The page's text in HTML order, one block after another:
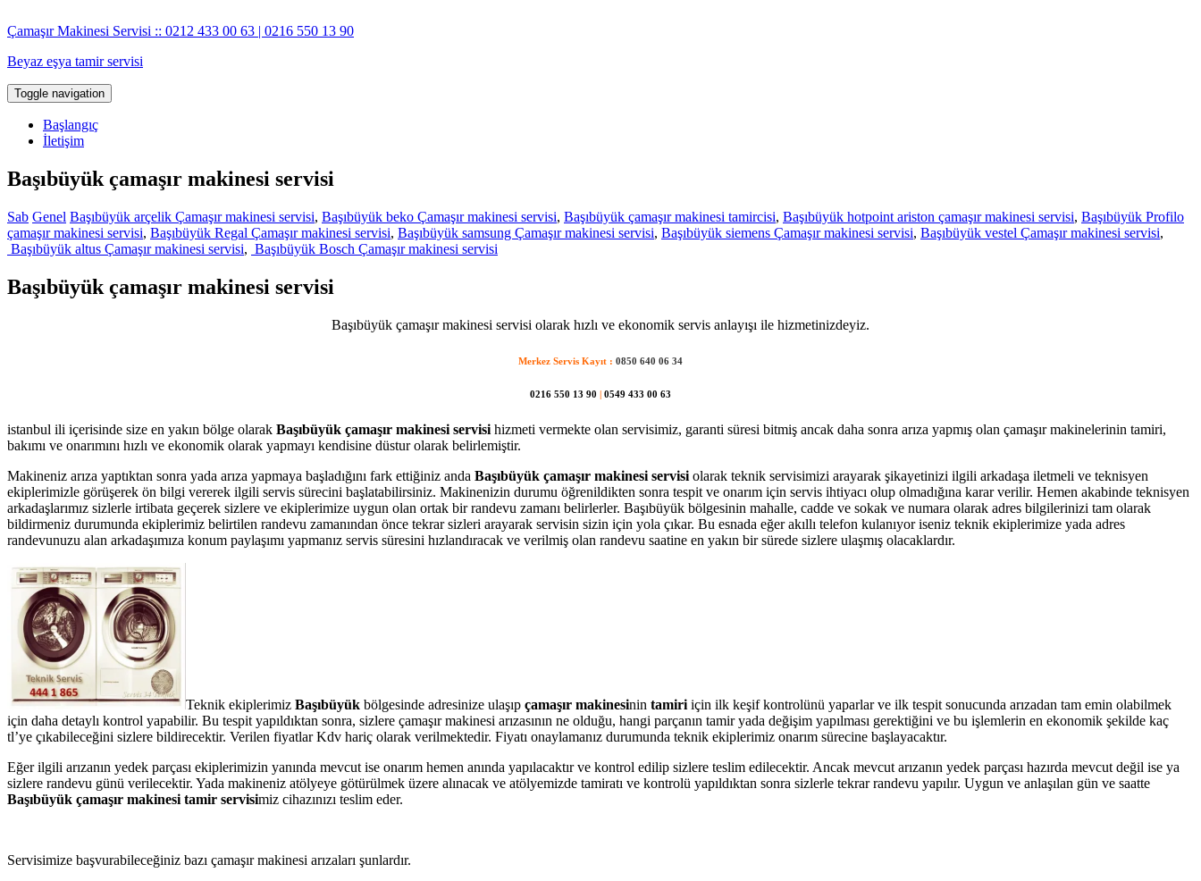
geç
Çamaşır Makinesi Servisi :: 0212 433 00 63 | 0216 550 13 90
Beyaz eşya tamir servisi
Toggle navigation
Başlangıç
İletişim
Başıbüyük çamaşır makinesi servisi
Sab Genel Başıbüyük arçelik Çamaşır makinesi servisi, Başıbüyük beko Çamaşır makinesi servisi, Başıbüyük çamaşır makinesi tamircisi, Başıbüyük hotpoint ariston çamaşır makinesi servisi, Başıbüyük Profilo
çamaşır makinesi servisi, Başıbüyük Regal Çamaşır makinesi servisi, Başıbüyük samsung Çamaşır makinesi servisi, Başıbüyük siemens Çamaşır makinesi servisi, Başıbüyük vestel Çamaşır makinesi servisi,
Başıbüyük altus Çamaşır makinesi servisi, Başıbüyük Bosch Çamaşır makinesi servisi
Başıbüyük çamaşır makinesi servisi
Başıbüyük çamaşır makinesi servisi olarak hızlı ve ekonomik servis anlayışı ile hizmetinizdeyiz.
Merkez Servis Kayıt : 0850 640 06 34
0216 550 13 90 | 0549 433 00 63
istanbul ili içerisinde size en yakın bölge olarak Başıbüyük çamaşır makinesi servisi hizmeti vermekte olan servisimiz, garanti süresi bitmiş ancak daha sonra arıza yapmış olan çamaşır makinelerinin tamiri,
bakımı ve onarımını hızlı ve ekonomik olarak yapmayı kendisine düstur olarak belirlemiştir.
Makineniz arıza yaptıktan sonra yada arıza yapmaya başladığını fark ettiğiniz anda Başıbüyük çamaşır makinesi servisi olarak teknik servisimizi arayarak şikayetinizi ilgili arkadaşa iletmeli ve teknisyen
ekiplerimizle görüşerek ön bilgi vererek ilgili servis sürecini başlatabilirsiniz. Makinenizin durumu öğrenildikten sonra tespit ve onarım için servis ihtiyacı olup olmadığına karar verilir. Hemen akabinde teknisyen
arkadaşlarımız sizlerle irtibata geçerek sizlere ve ekiplerimize uygun olan ortak bir randevu zamanı belirlerler. Başıbüyük bölgesinin mahalle, cadde ve sokak ve numara olarak adres bilgilerinizi tam olarak
bildirmeniz durumunda ekiplerimiz belirtilen randevu zamanından önce tekrar sizleri arayarak servisin sizin için yola çıkar. Bu esnada eğer akıllı telefon kulanıyor iseniz teknik ekiplerimize yada adres
randevunuzu alan arkadaşımıza konum paylaşımı yapmanız servis süresini hızlandıracak ve verilmiş olan randevu saatine en yakın bir sürede sizlere ulaşmış olacaklardır.
Teknik ekiplerimiz Başıbüyük bölgesinde adresinize ulaşıp çamaşır makinesinin tamiri için ilk keşif kontrolünü yaparlar ve ilk tespit sonucunda arızadan tam emin olabilmek
için daha detaylı kontrol yapabilir. Bu tespit yapıldıktan sonra, sizlere çamaşır makinesi arızasının ne olduğu, hangi parçanın tamir yada değişim yapılması gerektiğini ve bu işlemlerin en ekonomik şekilde kaç
tl’ye çıkabileceğini sizlere bildirecektir. Verilen fiyatlar Kdv hariç olarak verilmektedir. Fiyatı onaylamanız durumunda teknik ekiplerimiz onarım sürecine başlayacaktır.
Eğer ilgili arızanın yedek parçası ekiplerimizin yanında mevcut ise onarım hemen anında yapılacaktır ve kontrol edilip sizlere teslim edilecektir. Ancak mevcut arızanın yedek parçası hazırda mevcut değil ise ya
sizlere randevu günü verilecektir. Yada makineniz atölyeye götürülmek üzere alınacak ve atölyemizde tamiratı ve kontrolü yapıldıktan sonra sizlerle tekrar randevu yapılır. Uygun ve anlaşılan gün ve saatte
Başıbüyük çamaşır makinesi tamir servisimiz cihazınızı teslim eder.
Servisimize başvurabileceğiniz bazı çamaşır makinesi arızaları şunlardır.